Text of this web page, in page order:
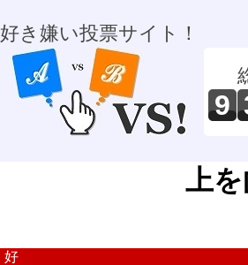
好き嫌い投票サイト！
9
上
好